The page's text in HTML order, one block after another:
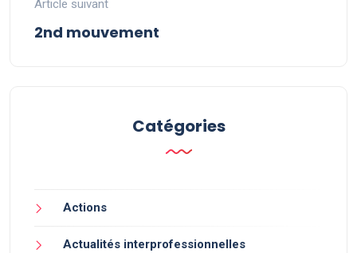
Article suivant
2nd mouvement
Catégories
Actions
Actualités interprofessionnelles